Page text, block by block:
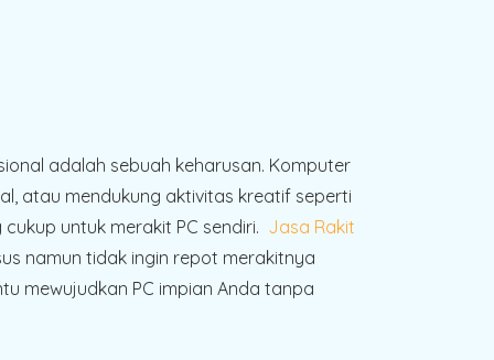
adalah sebuah keharusan. Komputer
atau mendukung aktivitas kreatif seperti
untuk merakit PC sendiri. Jasa Rakit
namun tidak ingin repot merakitnya
mewujudkan PC impian Anda tanpa